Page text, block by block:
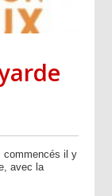
commencés il y
avec la